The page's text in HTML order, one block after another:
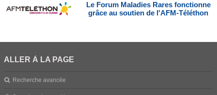
Le Forum Maladies Rares fonctionne
grâce au soutien de l'AFM-Téléthon
ALLER À LA PAGE
Recherche avancée